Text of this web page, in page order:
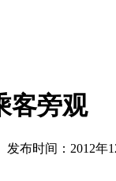
客旁观
发布时间：2012年